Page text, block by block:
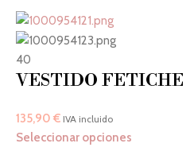
40
VESTIDO FETICHE
135,90 € IVA incluido
Seleccionar opciones